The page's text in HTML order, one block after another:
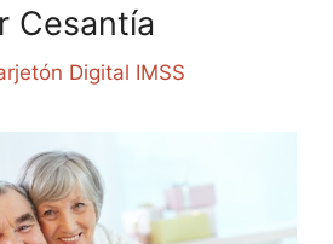
Cesantía
Digital IMSS